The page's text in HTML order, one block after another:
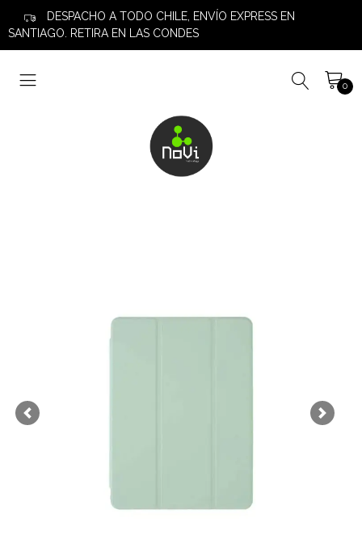
DESPACHO A TODO CHILE, ENVÍO EXPRESS EN
SANTIAGO. RETIRA EN LAS CONDES
0
Previous Next